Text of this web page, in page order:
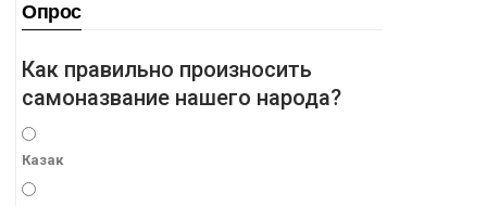
Опрос
Как правильно произносить
самоназвание нашего народа?
Казак